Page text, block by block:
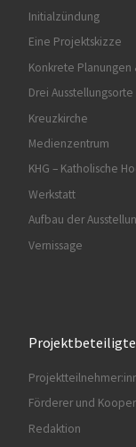
Initialzündung
Eine Projektskizze
Konkrete Planungen
Drei Ausstellungsorte
Kreuzkirche
Medienzentrum
KHG – Katholische
Werkstatt
Aufbau der
Vernissage
Projektbeteiligte
Förderer und
Redaktion